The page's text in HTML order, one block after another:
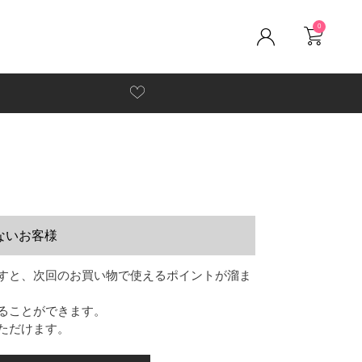
0
いお客様
と、次回のお買い物で使えるポイントが溜ま
ことができます。
だけます。